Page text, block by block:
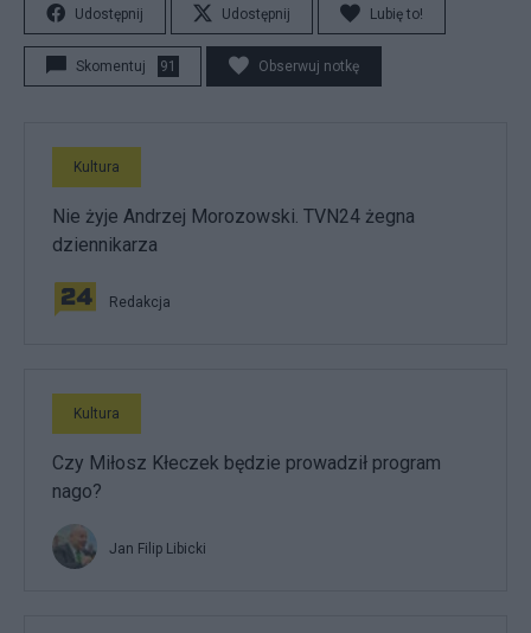
Udostępnij Udostępnij Lubię to!
Skomentuj 91 Obserwuj notkę
Kultura
Nie żyje Andrzej Morozowski. TVN24 żegna
dziennikarza
Redakcja
Kultura
Czy Miłosz Kłeczek będzie prowadził program
nago?
Jan Filip Libicki